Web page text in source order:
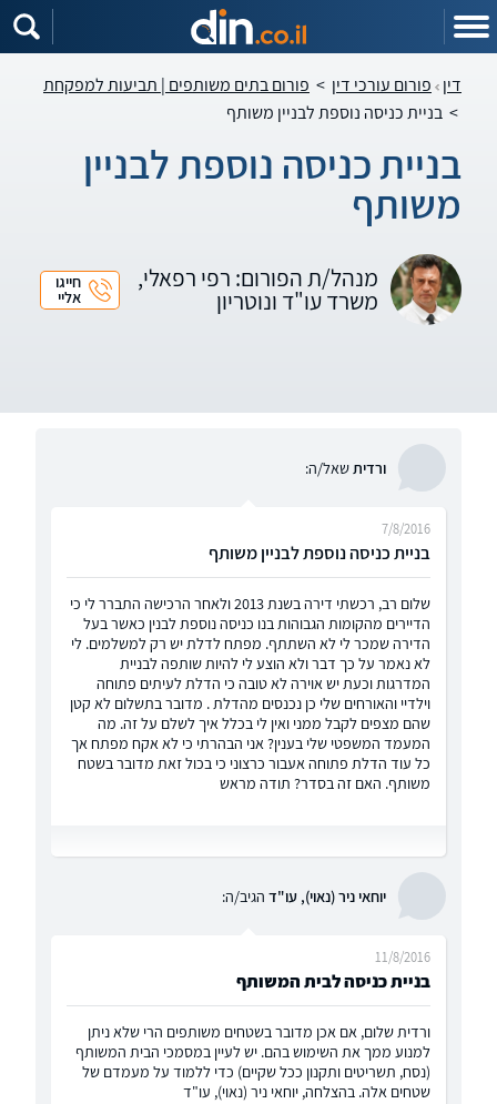
דין פורום עורכי דין > פורום בתים משותפים | תביעות למפקחת
> בניית כניסה נוספת לבניין משותף
בניית כניסה נוספת לבניין
משותף
מנהל/ת הפורום: רפי רפאלי,
משרד עו"ד ונוטריון
חייגו
אליי
ורדית שאל/ה:
בניית כניסה נוספת לבניין משותף
7/8/2016
שלום רב, רכשתי דירה בשנת 2013 ולאחר הרכישה התברר לי כי
הדיירים מהקומות הגבוהות בנו כניסה נוספת לבנין כאשר בעל
הדירה שמכר לי לא השתתף. מפתח לדלת יש רק למשלמים. לי
לא נאמר על כך דבר ולא הוצע לי להיות שותפה לבניית
המדרגות וכעת יש אוירה לא טובה כי הדלת לעיתים פתוחה
וילדיי והאורחים שלי כן נכנסים מהדלת . מדובר בתשלום לא קטן
שהם מצפים לקבל ממני ואין לי בכלל איך לשלם על זה. מה
המעמד המשפטי שלי בענין? אני הבהרתי כי לא אקח מפתח אך
כל עוד הדלת פתוחה אעבור כרצוני כי בכול זאת מדובר בשטח
משותף. האם זה בסדר? תודה מראש
יוחאי ניר (נאוי), עו"ד הגיב/ה:
בניית כניסה לבית המשותף
11/8/2016
ורדית שלום, אם אכן מדובר בשטחים משותפים הרי שלא ניתן
למנוע ממך את השימוש בהם. יש לעיין במסמכי הבית המשותף
(נסח, תשריטים ותקנון ככל שקיים) כדי ללמוד על מעמדם של
שטחים אלה. בהצלחה, יוחאי ניר (נאוי), עו"ד